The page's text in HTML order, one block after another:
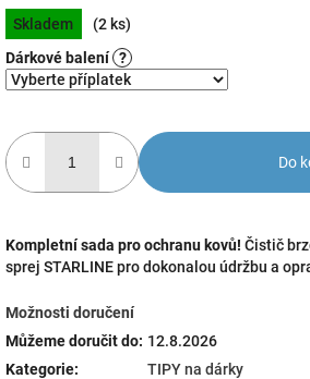
Měrná
cena:
Skladem
(2 ks)
Dárkové balení ?
Do
Kompletní sada pro ochranu kovů! Čistič
sprej STARLINE pro dokonalou údržbu a
Možnosti doručení
Můžeme doručit do: 12.8.2026
Kategorie:
TIPY na dárky